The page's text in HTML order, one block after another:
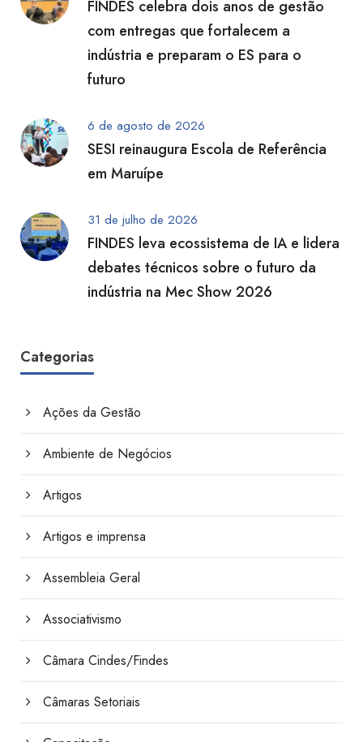
FINDES celebra dois anos de gestão
com entregas que fortalecem a
indústria e preparam o ES para o
futuro
6 de agosto de 2026
SESI reinaugura Escola de Referência
em Maruípe
31 de julho de 2026
FINDES leva ecossistema de IA e lidera
debates técnicos sobre o futuro da
indústria na Mec Show 2026
Categorias
Ações da Gestão
Ambiente de Negócios
Artigos
Artigos e imprensa
Assembleia Geral
Associativismo
Câmara Cindes/Findes
Câmaras Setoriais